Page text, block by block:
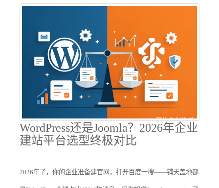
WordPress还是Joomla？2026年企业
建站平台选型终极对比
2026年了，你的企业准备建官网，打开百度一搜——铺天盖地都